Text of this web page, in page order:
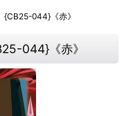
{CB25-044}《赤》
044}《赤》